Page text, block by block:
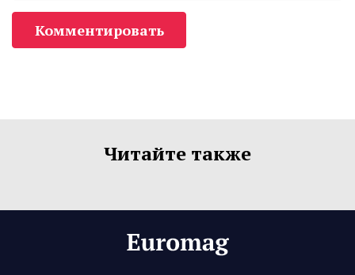
Комментировать
Читайте также